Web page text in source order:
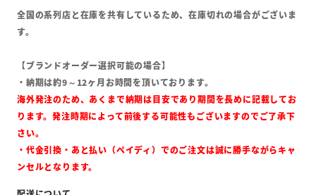
全国の系列店と在庫を共有しているため、在庫切れの場合がございま
す。
【ブランドオーダー選択可能の場合】
・納期は約9～12ヶ月お時間を頂いております。
海外発注のため、あくまで納期は目安であり期間を長めに記載してお
ります。発注時期によって前後する可能性もございますのでご了承下
さい。
・代金引換・あと払い（ペイディ）でのご注文は誠に勝手ながらキャ
ンセルとなります。